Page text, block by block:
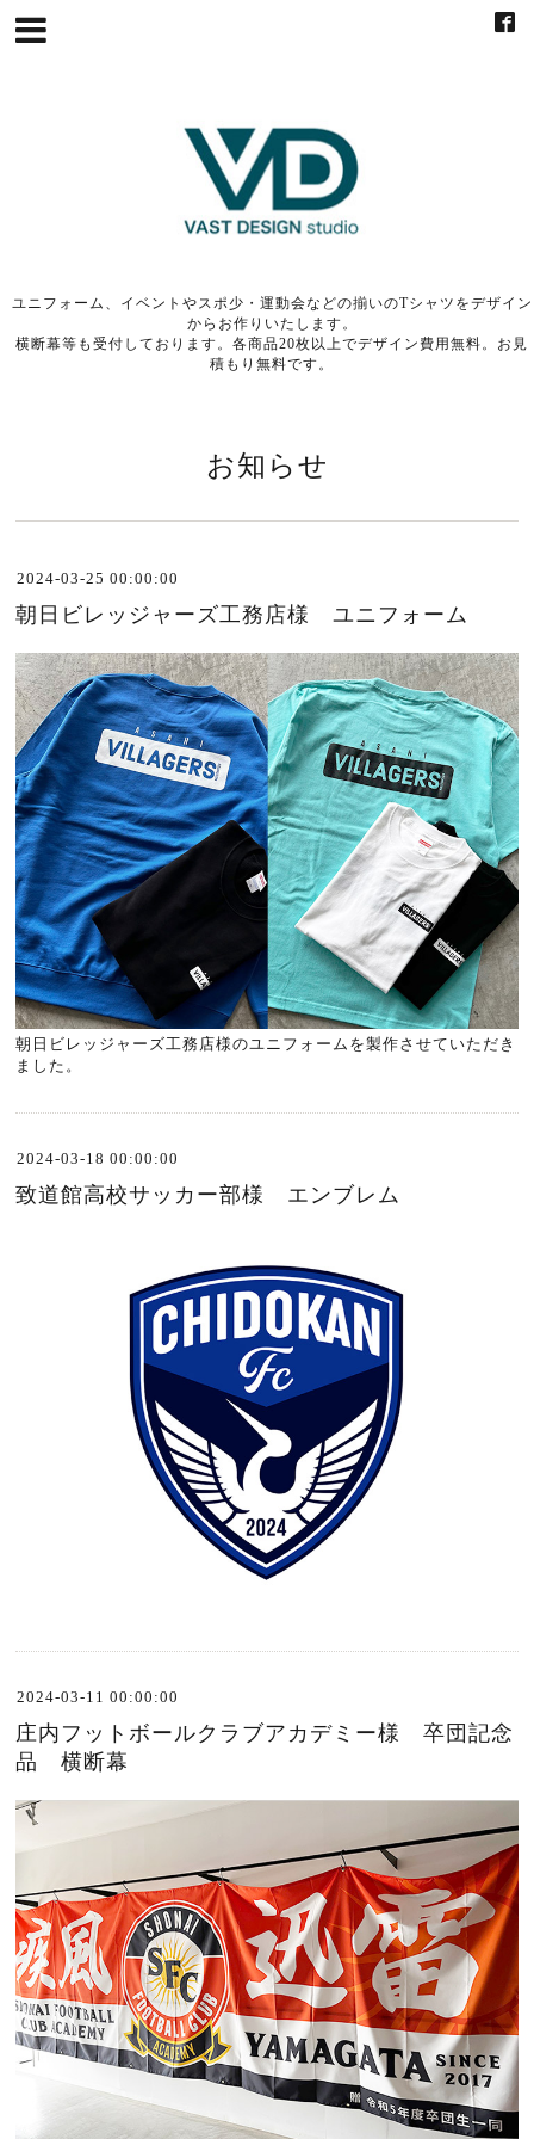
ユニフォーム、イベントやスポ少・運動会などの揃いのTシャツをデザイン
からお作りいたします。
横断幕等も受付しております。各商品20枚以上でデザイン費用無料。お見
積もり無料です。
お知らせ
2024-03-25 00:00:00
朝日ビレッジャーズ工務店様 ユニフォーム
朝日ビレッジャーズ工務店様のユニフォームを製作させていただき
ました。
2024-03-18 00:00:00
致道館高校サッカー部様 エンブレム
2024-03-11 00:00:00
庄内フットボールクラブアカデミー様 卒団記念
品 横断幕